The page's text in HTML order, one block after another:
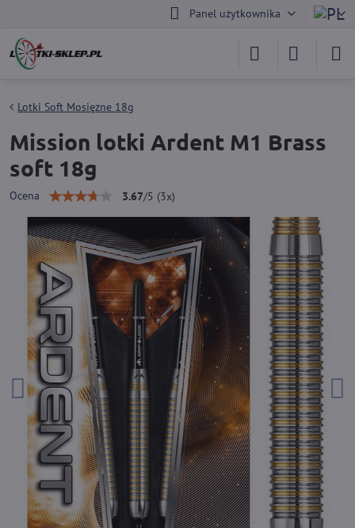
Panel użytkownika
Lotki Soft Mosiężne 18g
Mission lotki Ardent M1 Brass
soft 18g
Ocena 3.67/5 (3x)